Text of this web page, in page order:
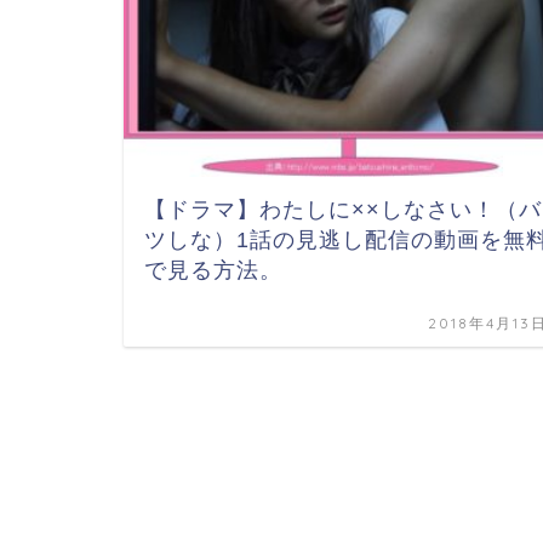
【ドラマ】わたしに××しなさい！（バ
ツしな）1話の見逃し配信の動画を無
で見る方法。
2018年4月13